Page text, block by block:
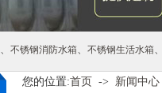
、 不锈钢消防水箱、 不锈钢生活水箱、
您的位置:首页 -> 新闻中心